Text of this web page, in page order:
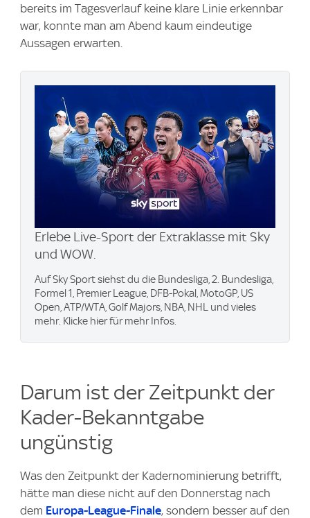
bereits im Tagesverlauf keine klare Linie erkennbar
war, konnte man am Abend kaum eindeutige
Aussagen erwarten.
Erlebe Live-Sport der Extraklasse mit Sky
und WOW.
Auf Sky Sport siehst du die Bundesliga, 2. Bundesliga,
Formel 1, Premier League, DFB-Pokal, MotoGP, US
Open, ATP/WTA, Golf Majors, NBA, NHL und vieles
mehr. Klicke hier für mehr Infos.
Darum ist der Zeitpunkt der
Kader-Bekanntgabe
ungünstig
Was den Zeitpunkt der Kadernominierung betrifft,
hätte man diese nicht auf den Donnerstag nach
dem Europa-League-Finale, sondern besser auf den